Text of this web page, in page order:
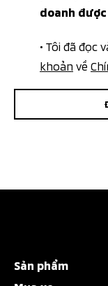
doanh
• Tôi đã đọc
khoản về
Sản phẩm